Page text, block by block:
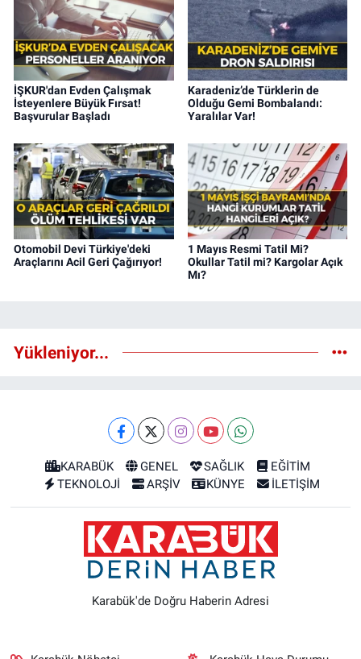
İŞKUR'dan Evden Çalışmak
İsteyenlere Büyük Fırsat!
Başvurular Başladı
Karadeniz’de Türklerin de
Olduğu Gemi Bombalandı:
Yaralılar Var!
Otomobil Devi Türkiye'deki
Araçlarını Acil Geri Çağırıyor!
1 Mayıs Resmi Tatil Mi?
Okullar Tatil mi? Kargolar Açık
Mı?
Yükleniyor...
KARABÜK GENEL SAĞLIK
EĞİTİM
TEKNOLOJİ
ARŞİV KÜNYE İLETİŞİM
Karabük'de Doğru Haberin Adresi